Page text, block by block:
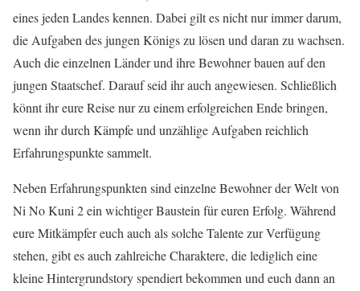
eines jeden Landes kennen. Dabei gilt es nicht nur immer darum,
die Aufgaben des jungen Königs zu lösen und daran zu wachsen.
Auch die einzelnen Länder und ihre Bewohner bauen auf den
jungen Staatschef. Darauf seid ihr auch angewiesen. Schließlich
könnt ihr eure Reise nur zu einem erfolgreichen Ende bringen,
wenn ihr durch Kämpfe und unzählige Aufgaben reichlich
Erfahrungspunkte sammelt.
Neben Erfahrungspunkten sind einzelne Bewohner der Welt von
Ni No Kuni 2 ein wichtiger Baustein für euren Erfolg. Während
eure Mitkämpfer euch auch als solche Talente zur Verfügung
stehen, gibt es auch zahlreiche Charaktere, die lediglich eine
kleine Hintergrundstory spendiert bekommen und euch dann an